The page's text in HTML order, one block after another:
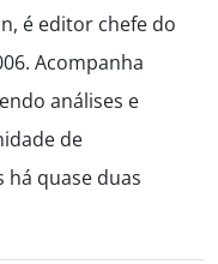
é editor chefe do
Acompanha
análises e
de
quase duas